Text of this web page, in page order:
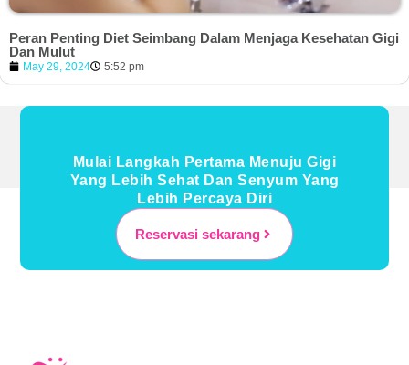
Peran Penting Diet Seimbang Dalam Menjaga Kesehatan Gigi
Dan Mulut
May 29, 2024 5:52 pm
Mulai Langkah Pertama Menuju Gigi
Yang Lebih Sehat Dan Senyum Yang
Lebih Percaya Diri
Reservasi sekarang